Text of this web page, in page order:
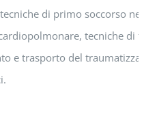
di primo soccorso
tecniche di
e trasporto del